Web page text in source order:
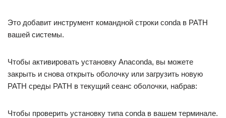
Это добавит инструмент командной строки conda в PATH
вашей системы.
Чтобы активировать установку Anaconda, вы можете
закрыть и снова открыть оболочку или загрузить новую
PATH среды PATH в текущий сеанс оболочки, набрав:
Чтобы проверить установку типа conda в вашем терминале.